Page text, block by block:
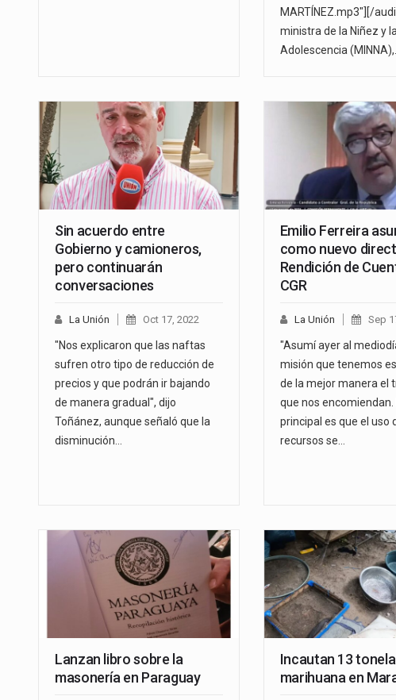
MARTÍNEZ.mp3"][/
ministra de la Niñez y la
Adolescencia (MINNA),…
Sin acuerdo entre
Gobierno y camioneros,
pero continuarán
conversaciones
La Unión Oct 17, 2022
"Nos explicaron que las naftas
sufren otro tipo de reducción de
precios y que podrán ir bajando
de manera gradual", dijo
Toñánez, aunque señaló que la
disminución…
Emilio Ferreira
como nuevo
Rendición de
CGR
La Unión Sep
"Asumí ayer al
misión que tenemos
de la mejor manera el
que nos encomiendan.
principal es que el uso
recursos se…
Lanzan libro sobre la
masonería en Paraguay
Incautan 13
marihuana en